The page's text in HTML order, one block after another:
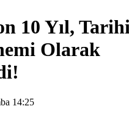
10 Yıl,
Olarak
14:25